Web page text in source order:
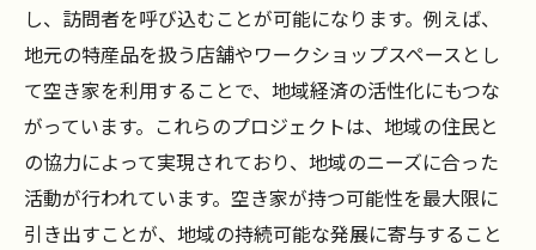
し、訪問者を呼び込むことが可能になります。例えば、
地元の特産品を扱う店舗やワークショップスペースとし
て空き家を利用することで、地域経済の活性化にもつな
がっています。これらのプロジェクトは、地域の住民と
の協力によって実現されており、地域のニーズに合った
活動が行われています。空き家が持つ可能性を最大限に
引き出すことが、地域の持続可能な発展に寄与すること